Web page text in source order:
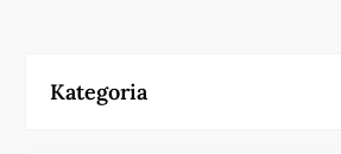
g
Kategoria